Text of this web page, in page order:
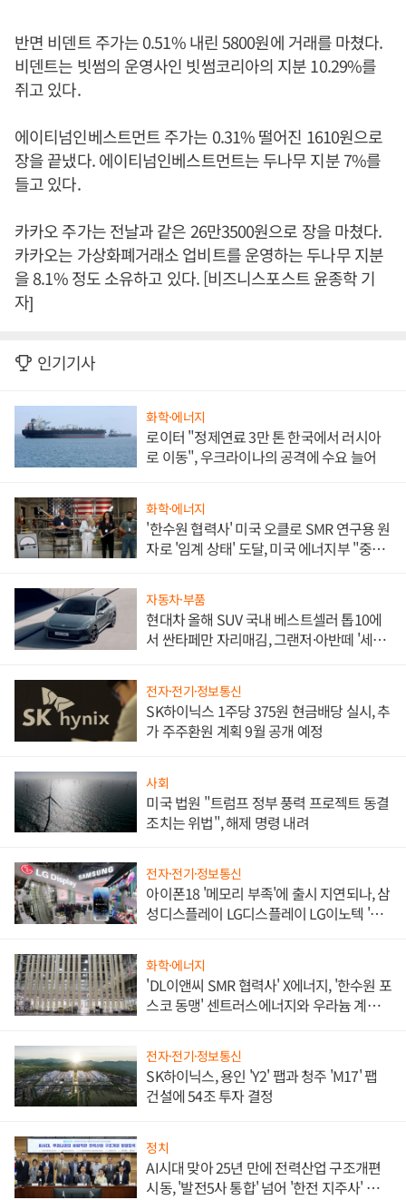
반면 비덴트 주가는 0.51% 내린 5800원에 거래를 마쳤다.
비덴트는 빗썸의 운영사인 빗썸코리아의 지분 10.29%를
쥐고 있다.
에이티넘인베스트먼트 주가는 0.31% 떨어진 1610원으로
장을 끝냈다. 에이티넘인베스트먼트는 두나무 지분 7%를
들고 있다.
카카오 주가는 전날과 같은 26만3500원으로 장을 마쳤다.
카카오는 가상화폐거래소 업비트를 운영하는 두나무 지분
을 8.1% 정도 소유하고 있다. [비즈니스포스트 윤종학 기
자]
인기기사
화학·에너지
로이터 "정제연료 3만 톤 한국에서 러시아
로 이동", 우크라이나의 공격에 수요 늘어
화학·에너지
'한수원 협력사' 미국 오클로 SMR 연구용 원
자로 '임계 상태' 도달, 미국 에너지부 "중요
자동차·부품
현대차 올해 SUV 국내 베스트셀러 톱10에
서 싼타페만 자리매김, 그랜저·아반떼 '세단
전자·전기·정보통신
SK하이닉스 1주당 375원 현금배당 실시, 추
가 주주환원 계획 9월 공개 예정
사회
미국 법원 "트럼프 정부 풍력 프로젝트 동결
조치는 위법", 해제 명령 내려
전자·전기·정보통신
아이폰18 '메모리 부족'에 출시 지연되나, 삼
성디스플레이 LG디스플레이 LG이노텍 '탈
화학·에너지
'DL이앤씨 SMR 협력사' X에너지, '한수원 포
스코 동맹' 센트러스에너지와 우라늄 계약
전자·전기·정보통신
SK하이닉스, 용인 'Y2' 팹과 청주 'M17' 팹
건설에 54조 투자 결정
정치
AI시대 맞아 25년 만에 전력산업 구조개편
시동, '발전5사 통합' 넘어 '한전 지주사' 재편